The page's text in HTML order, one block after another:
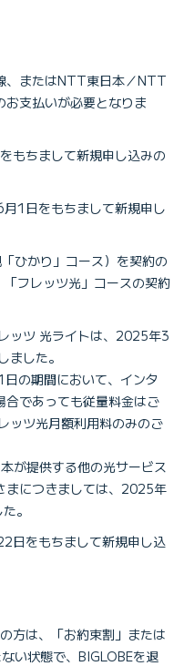
、またはNTT東日本／NTT
支払いが必要となりま
もちまして新規申し込みの
1日をもちまして新規申し
ひかり」コース）を契約の
フレッツ光」コースの契約
ッツ 光ライトは、2025年3
した。
の期間において、インタ
合であっても従量料金はご
ッツ光月額利用料のみのご
が提供する他の光サービス
まにつきましては、2025年
。
日をもちまして新規申し込
方は、「お約束割」または
い状態で、BIGLOBEを退